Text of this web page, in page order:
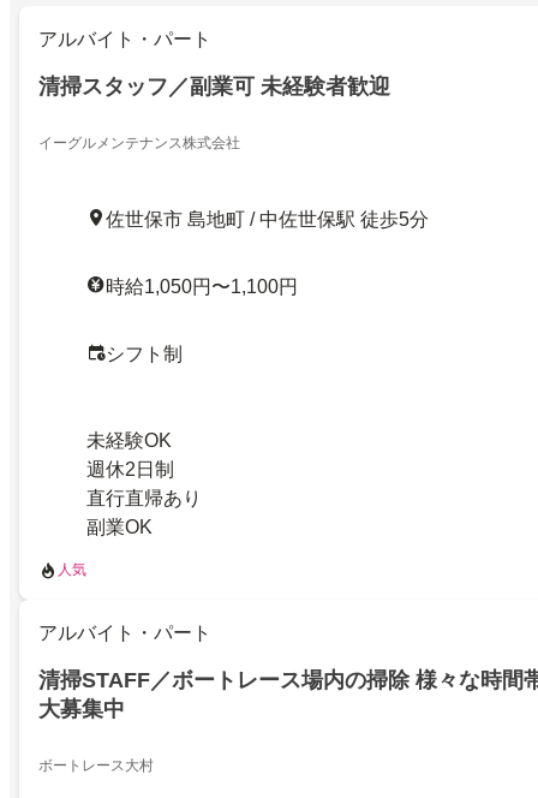
アルバイト・パート
清掃スタッフ／副業可 未経験者歓迎
イーグルメンテナンス株式会社
佐世保市 島地町 / 中佐世保駅 徒歩5分
時給1,050円〜1,100円
シフト制
未経験OK
週休2日制
直行直帰あり
副業OK
人気
アルバイト・パート
清掃STAFF／ボートレース場内の掃除 様々な時間
大募集中
ボートレース大村